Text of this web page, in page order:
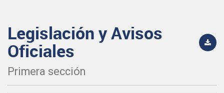
Legislación y Avisos
Oficiales
Primera sección